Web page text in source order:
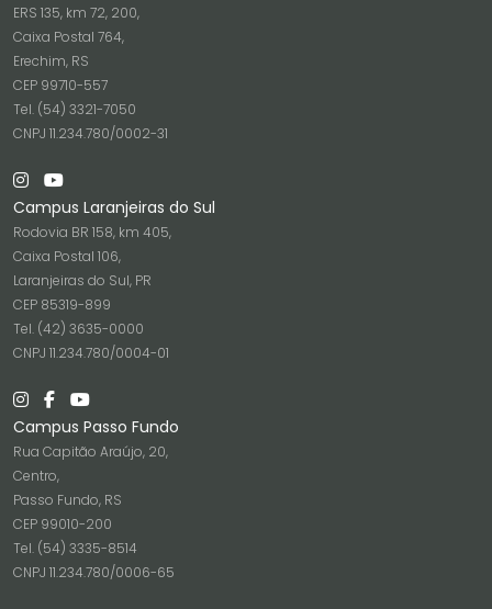
ERS 135, km 72, 200,
Caixa Postal 764,
Erechim, RS
CEP 99710-557
Tel. (54) 3321-7050
CNPJ 11.234.780/0002-31
Campus Laranjeiras do Sul
Rodovia BR 158, km 405,
Caixa Postal 106,
Laranjeiras do Sul, PR
CEP 85319-899
Tel. (42) 3635-0000
CNPJ 11.234.780/0004-01
Campus Passo Fundo
Rua Capitão Araújo, 20,
Centro,
Passo Fundo, RS
CEP 99010-200
Tel. (54) 3335-8514
CNPJ 11.234.780/0006-65